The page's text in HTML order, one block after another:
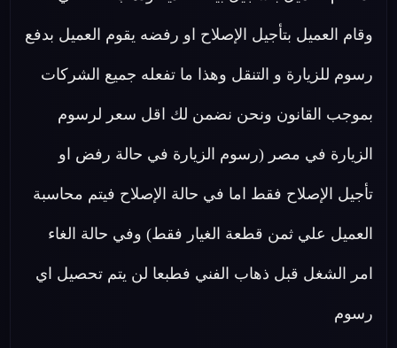
وقام العميل بتأجيل الإصلاح او رفضه يقوم العميل بدفع
رسوم للزيارة و التنقل وهذا ما تفعله جميع الشركات
بموجب القانون ونحن نضمن لك اقل سعر لرسوم
الزيارة في مصر (رسوم الزيارة في حالة رفض او
تأجيل الإصلاح فقط اما في حالة الإصلاح فيتم محاسبة
العميل علي ثمن قطعة الغيار فقط) وفي حالة الغاء
امر الشغل قبل ذهاب الفني فطبعا لن يتم تحصيل اي
رسوم